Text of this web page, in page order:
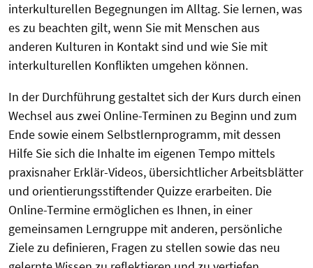
interkulturellen Begegnungen im Alltag. Sie lernen, was
es zu beachten gilt, wenn Sie mit Menschen aus
anderen Kulturen in Kontakt sind und wie Sie mit
interkulturellen Konflikten umgehen können.
In der Durchführung gestaltet sich der Kurs durch einen
Wechsel aus zwei Online-Terminen zu Beginn und zum
Ende sowie einem Selbstlernprogramm, mit dessen
Hilfe Sie sich die Inhalte im eigenen Tempo mittels
praxisnaher Erklär-Videos, übersichtlicher Arbeitsblätter
und orientierungsstiftender Quizze erarbeiten. Die
Online-Termine ermöglichen es Ihnen, in einer
gemeinsamen Lerngruppe mit anderen, persönliche
Ziele zu definieren, Fragen zu stellen sowie das neu